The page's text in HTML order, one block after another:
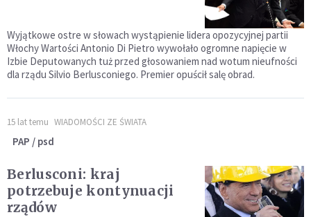
Wyjątkowe ostre w słowach wystąpienie lidera opozycyjnej partii
Włochy Wartości Antonio Di Pietro wywołało ogromne napięcie w
Izbie Deputowanych tuż przed głosowaniem nad wotum nieufności
dla rządu Silvio Berlusconiego. Premier opuścił salę obrad.
15 lat temu WIADOMOŚCI ZE ŚWIATA
PAP / psd
Berlusconi: kraj
potrzebuje kontynuacji
rządów